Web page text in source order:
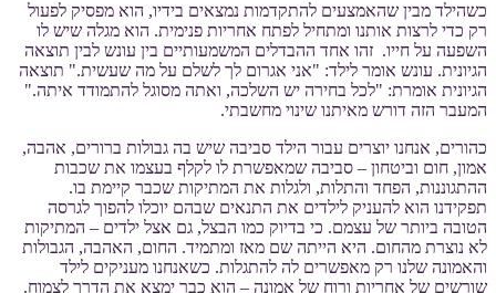
כשהילד מבין שהאמצעים להתקדמות נמצאים בידיו, הוא מפסיק לפעול
רק כדי לרצות אותנו ומתחיל לפתח אחריות פנימית. הוא מגלה שיש לו
השפעה על חייו. זהו אחד ההבדלים המשמעותיים בין עונש לבין תוצאה
הגיונית. עונש אומר לילד: "אני אגרום לך לשלם על מה שעשית." תוצאה
הגיונית אומרת: "לכל בחירה יש השלכה, ואתה מסוגל להתמודד איתה."
המעבר הזה דורש מאיתנו שינוי מחשבתי.
כהורים, אנחנו יוצרים עבור הילד סביבה שיש בה גבולות ברורים, אהבה,
אמון, חום וביטחון – סביבה שמאפשרת לו לקלף בעצמו את שכבות
ההתגוננות, הפחד והתלות, ולגלות את המתיקות שכבר קיימת בו.
תפקידנו הוא להעניק לילדים את התנאים שבהם יוכלו להפוך לגרסה
הטובה ביותר של עצמם. כי בדיוק כמו הבצל, גם אצל ילדים – המתיקות
לא נוצרת מהחום. היא הייתה שם מאז ומתמיד. החום, האהבה, הגבולות
והאמונה שלנו רק מאפשרים לה להתגלות. כשאנחנו מעניקים לילד
שורשים של אחריות ורוח של אמונה – הוא כבר ימצא את הדרך לצמוח.